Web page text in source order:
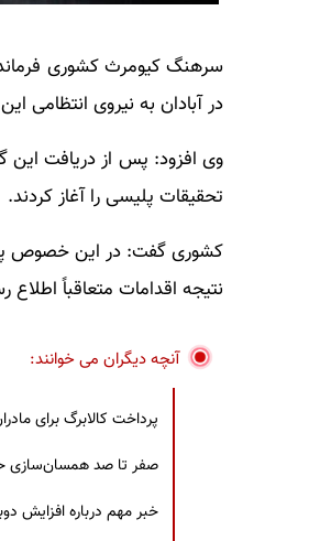
سرهنگ کیومرث کشوری
در آبادان به نیروی انتظامی
وی افزود: پس از دریافت این
تحقیقات پلیسی را آغاز کردند.
کشوری گفت: در این خصوص
نتیجه اقدامات متعاقباً
آنچه دیگران می خوانند:
پرداخت کالابرگ برای مادران | واریزی یارانه معیشتی
صفر تا صد همسان‌سازی حقوق
خبر مهم درباره افزایش